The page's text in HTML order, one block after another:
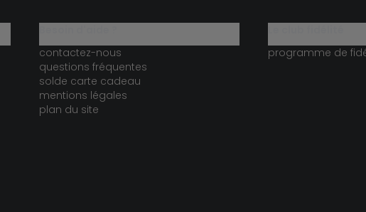
contactez-nous
questions fréquentes
solde carte cadeau
mentions légales
plan du site
programme de